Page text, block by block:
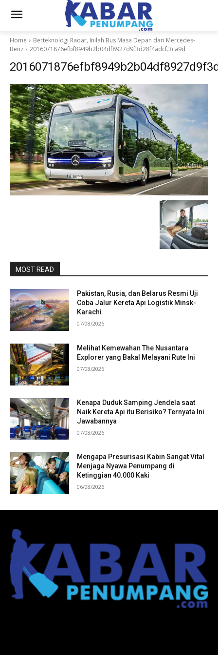
Home
Berteknologi Radar, Inilah Bus Masa Depan dari Mercedes-
Benz
2016071876efbf8949b2b04df8927d9f3d28f4adcf.3ca9d
MOST READ
Pakistan, Rusia, dan Belarus Resmi Uji
Coba Jalur Kereta Api Logistik Minsk-
Karachi
07/08/2026
Melihat Kemewahan The Nusantara
Explorer yang Bakal Melayani Rute Ini
07/08/2026
Kenapa Duduk Samping Jendela saat
Naik Kereta Api itu Berisiko? Ternyata Ini
Jawabannya
07/08/2026
Mengapa Presurisasi Kabin Sangat Vital
Menjaga Nyawa Penumpang di
Ketinggian 40.000 Kaki
06/08/2026